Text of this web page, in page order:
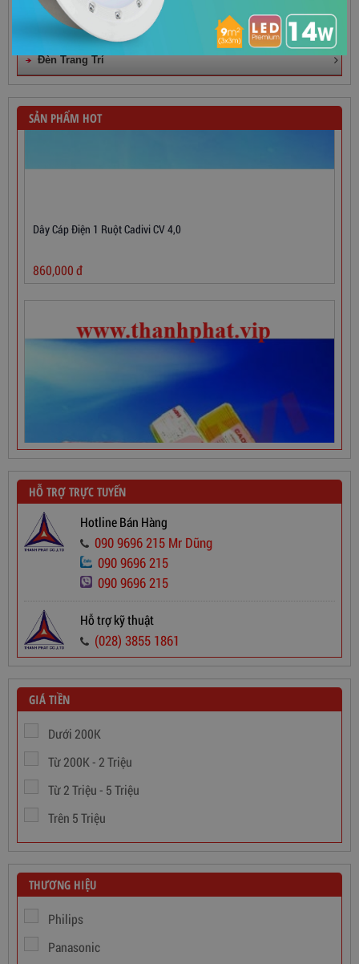
Quạt Điện Công Nghiệp
Đèn Trang Trí
SẢN PHẨM HOT
Dây Cáp Điện 1 Ruột Cadivi CV 2,5
565,000
HỖ TRỢ TRỰC TUYẾN
Hotline Bán Hàng
090 9696 215 Mr Dũng
090 9696 215
090 9696 215
Hỗ trợ kỹ thuật
(028) 3855 1861
GIÁ TIỀN
Dưới 200K
Từ 200K - 2 Triệu
Từ 2 Triệu - 5 Triệu
Trên 5 Triệu
THƯƠNG HIỆU
Philips
Panasonic